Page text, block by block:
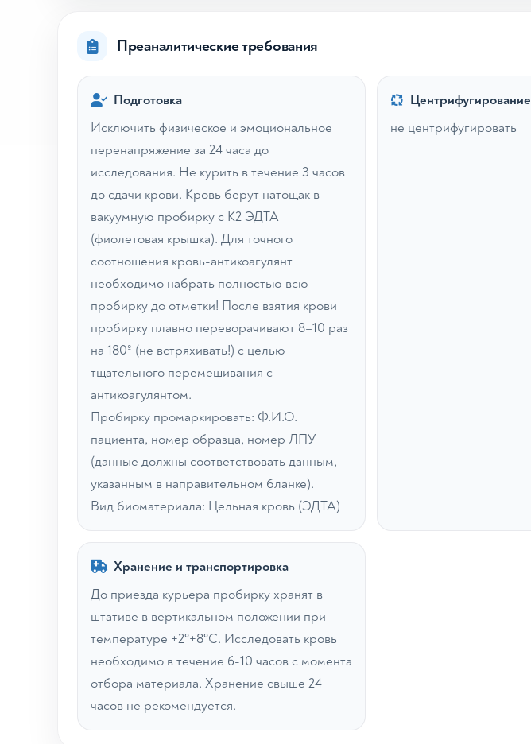
Преаналитические требования
Подготовка
Исключить физическое и эмоциональное
перенапряжение за 24 часа до
исследования. Не курить в течение 3 часов
до сдачи крови. Кровь берут натощак в
вакуумную пробирку с К2 ЭДТА
(фиолетовая крышка). Для точного
соотношения кровь-антикоагулянт
необходимо набрать полностью всю
пробирку до отметки! После взятия крови
пробирку плавно переворачивают 8–10 раз
на 180º (не встряхивать!) с целью
тщательного перемешивания с
антикоагулянтом.
Пробирку промаркировать: Ф.И.О.
пациента, номер образца, номер ЛПУ
(данные должны соответствовать данным,
указанным в направительном бланке).
Вид биоматериала: Цельная кровь (ЭДТА)
Центрифугирование
не центрифугировать
Хранение и транспортировка
До приезда курьера пробирку хранят в
штативе в вертикальном положении при
температуре +2°+8°С. Исследовать кровь
необходимо в течение 6-10 часов с момента
отбора материала. Хранение свыше 24
часов не рекомендуется.